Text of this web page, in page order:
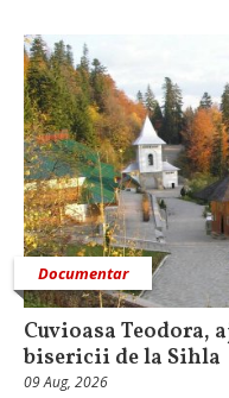
Documentar
Cuvioasa Teodora,
bisericii de la Sihla
09 Aug, 2026